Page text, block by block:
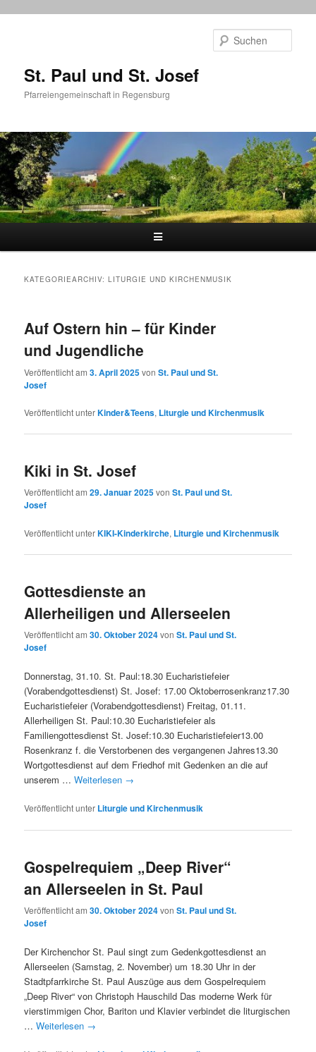
St. Paul und St. Josef
Pfarreiengemeinschaft in Regensburg
KATEGORIEARCHIV:LITURGIE UND KIRCHENMUSIK
Auf Ostern hin – für Kinder
und Jugendliche
Veröffentlicht am3. April 2025vonSt. Paul und St.
Josef
Veröffentlicht unterKinder&Teens, Liturgie und Kirchenmusik
Kiki in St. Josef
Veröffentlicht am29. Januar 2025vonSt. Paul und St.
Josef
Veröffentlicht unterKIKI-Kinderkirche, Liturgie und Kirchenmusik
Gottesdienste an
Allerheiligen und Allerseelen
Veröffentlicht am30. Oktober 2024vonSt. Paul und St.
Josef
Donnerstag, 31.10. St. Paul:18.30 Eucharistiefeier
(Vorabendgottesdienst) St. Josef: 17.00 Oktoberrosenkranz17.30
Eucharistiefeier (Vorabendgottesdienst) Freitag, 01.11.
Allerheiligen St. Paul:10.30 Eucharistiefeier als
Familiengottesdienst St. Josef:10.30 Eucharistiefeier13.00
Rosenkranz f. die Verstorbenen des vergangenen Jahres13.30
Wortgottesdienst auf dem Friedhof mit Gedenken an die auf
unserem …Weiterlesen →
Veröffentlicht unter Liturgie und Kirchenmusik
Gospelrequiem „Deep River“
an Allerseelen in St. Paul
Veröffentlicht am30. Oktober 2024vonSt. Paul und St.
Josef
Der Kirchenchor St. Paul singt zum Gedenkgottesdienst an
Allerseelen (Samstag, 2. November) um 18.30 Uhr in der
Stadtpfarrkirche St. Paul Auszüge aus dem Gospelrequiem
„Deep River“ von Christoph Hauschild Das moderne Werk für
vierstimmigen Chor, Bariton und Klavier verbindet die liturgischen
…Weiterlesen →